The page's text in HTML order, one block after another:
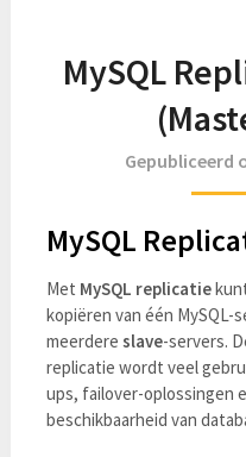
MySQL
Gepubliceerd
MySQL
Met MySQL replicatie
kopiëren van één MySQL-
meerdere slave-servers.
replicatie wordt veel
ups, failover-oplossingen
beschikbaarheid van